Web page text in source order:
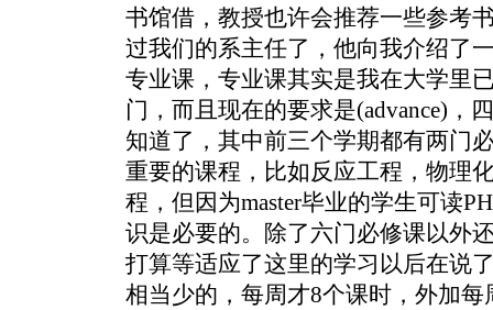
书馆借，教授也许会推荐一些参考
过我们的系主任了，他向我介绍了
专业课，专业课其实是我在大学里
门，而且现在的要求是(advance)，
知道了，其中前三个学期都有两门
重要的课程，比如反应工程，物理
程，但因为master毕业的学生可读
识是必要的。除了六门必修课以外
打算等适应了这里的学习以后在说
相当少的，每周才8个课时，外加